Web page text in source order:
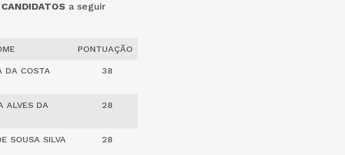
CANDIDATOS a seguir
PONTUAÇÃO
DA COSTA 38
ALVES DA
28
SOUSA SILVA 28